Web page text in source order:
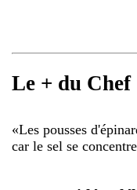
Le + du Chef
«Les pousses
car le sel se